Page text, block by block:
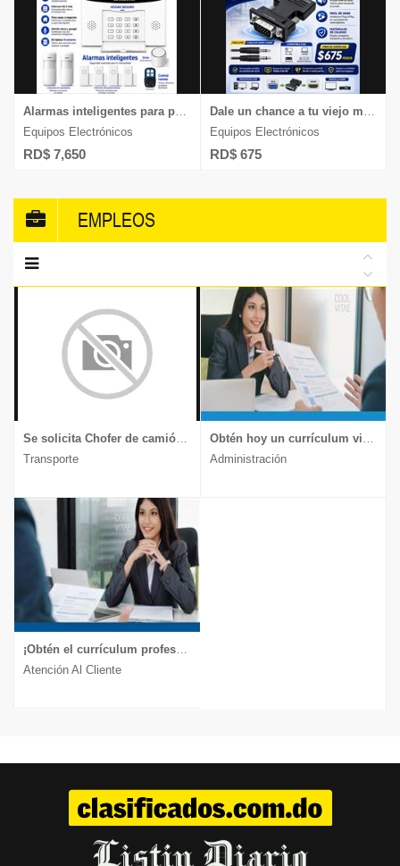
Alarmas inteligentes para proteger tu casa o negocio sin usar cableado
Equipos Electrónicos
RD$ 7,650
Dale un chance a tu viejo monitor, convertidor de Hdmi a Vga chequea
Equipos Electrónicos
RD$ 675
EMPLEOS
Se solicita Chofer de camión, experiencia en transporte de muebles y mercancía delicada, documentos al día, enviar CV a
Transporte
¡Obtén el currículum profesional que te lleva a la entrevista!
Atención Al Cliente
Obtén hoy un currículum vitae moderno y llamativo.
Administración